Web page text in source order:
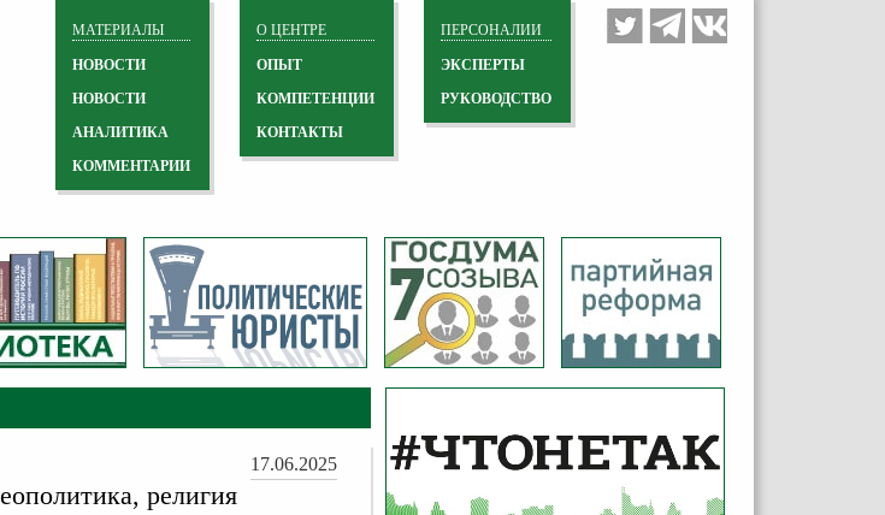
ПЕРСОНАЛИИ
ЭКСПЕРТЫ
РУКОВОДСТВО
О ЦЕНТРЕ
ОПЫТ
КОМПЕТЕНЦИИ
КОНТАКТЫ
МАТЕРИАЛЫ
НОВОСТИ
НОВОСТИ
АНАЛИТИКА
КОММЕНТАРИИ
17.06.2025
религия